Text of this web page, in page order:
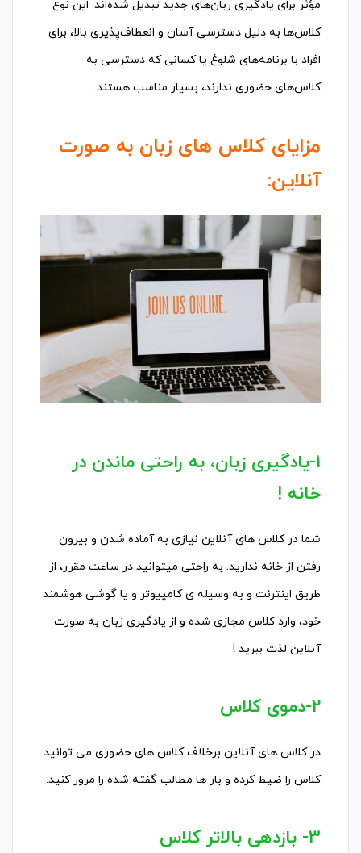
مؤثر برای یادگیری زبان‌های جدید تبدیل شده‌اند. این نوع
کلاس‌ها به دلیل دسترسی آسان و انعطاف‌پذیری بالا، برای
افراد با برنامه‌های شلوغ یا کسانی که دسترسی به
کلاس‌های حضوری ندارند، بسیار مناسب هستند.
مزایای کلاس های زبان به صورت
آنلاین:
1-یادگیری زبان، به راحتی ماندن در
خانه !
شما در کلاس های آنلاین نیازی به آماده شدن و بیرون
رفتن از خانه ندارید. به راحتی میتوانید در ساعت مقرر، از
طریق اینترنت و به وسیله ی کامپیوتر و یا گوشی هوشمند
خود، وارد کلاس مجازی شده و از یادگیری زبان به صورت
آنلاین لذت ببرید !
2-دموی کلاس
در کلاس های آنلاین برخلاف کلاس های حضوری می توانید
کلاس را ضیط کرده و بار ها مطالب گفته شده را مرور کنید.
3- بازدهی بالاتر کلاس